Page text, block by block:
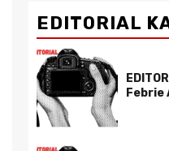
EDITORIAL
Febrie